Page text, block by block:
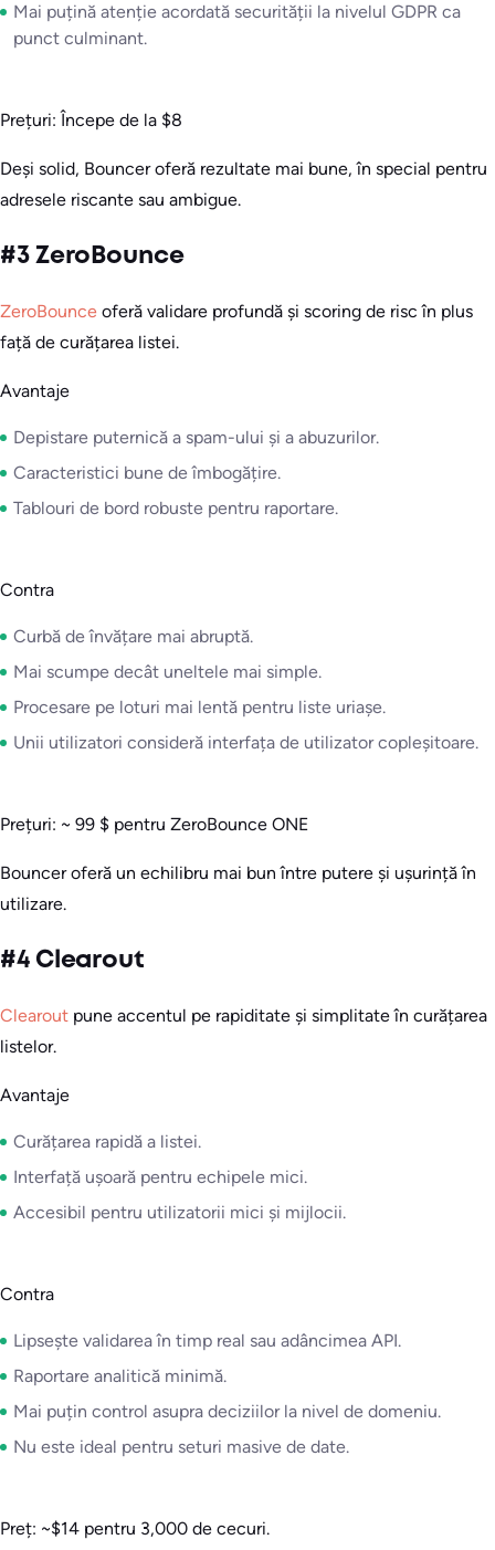
Mai puțină atenție acordată securității la nivelul GDPR ca
punct culminant.
Prețuri: Începe de la $8
Deși solid, Bouncer oferă rezultate mai bune, în special pentru
adresele riscante sau ambigue.
#3 ZeroBounce
ZeroBounce oferă validare profundă și scoring de risc în plus
față de curățarea listei.
Avantaje
Depistare puternică a spam-ului și a abuzurilor.
Caracteristici bune de îmbogățire.
Tablouri de bord robuste pentru raportare.
Contra
Curbă de învățare mai abruptă.
Mai scumpe decât uneltele mai simple.
Procesare pe loturi mai lentă pentru liste uriașe.
Unii utilizatori consideră interfața de utilizator copleșitoare.
Prețuri: ~ 99 $ pentru ZeroBounce ONE
Bouncer oferă un echilibru mai bun între putere și ușurință în
utilizare.
#4 Clearout
Clearout pune accentul pe rapiditate și simplitate în curățarea
listelor.
Avantaje
Curățarea rapidă a listei.
Interfață ușoară pentru echipele mici.
Accesibil pentru utilizatorii mici și mijlocii.
Contra
Lipsește validarea în timp real sau adâncimea API.
Raportare analitică minimă.
Mai puțin control asupra deciziilor la nivel de domeniu.
Nu este ideal pentru seturi masive de date.
Preț: ~$14 pentru 3,000 de cecuri.